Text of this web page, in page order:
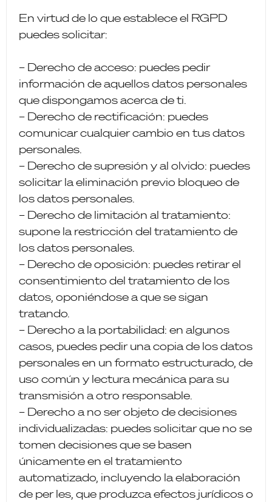
En virtud de lo que establece el RGPD
puedes solicitar:
– Derecho de acceso: puedes pedir
información de aquellos datos personales
que dispongamos acerca de ti.
– Derecho de rectificación: puedes
comunicar cualquier cambio en tus datos
personales.
– Derecho de supresión y al olvido: puedes
solicitar la eliminación previo bloqueo de
los datos personales.
– Derecho de limitación al tratamiento:
supone la restricción del tratamiento de
los datos personales.
– Derecho de oposición: puedes retirar el
consentimiento del tratamiento de los
datos, oponiéndose a que se sigan
tratando.
– Derecho a la portabilidad: en algunos
casos, puedes pedir una copia de los datos
personales en un formato estructurado, de
uso común y lectura mecánica para su
transmisión a otro responsable.
– Derecho a no ser objeto de decisiones
individualizadas: puedes solicitar que no se
tomen decisiones que se basen
únicamente en el tratamiento
automatizado, incluyendo la elaboración
de per les, que produzca efectos jurídicos o